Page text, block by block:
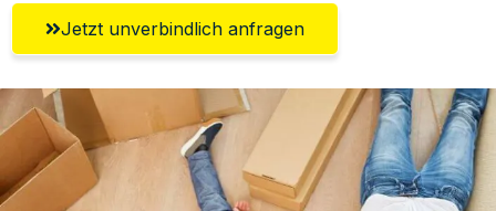
Jetzt unverbindlich anfragen